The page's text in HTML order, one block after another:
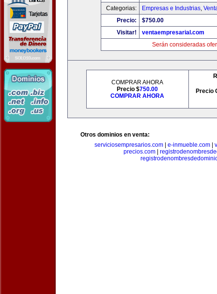
Categorias:
Empresas e Industrias,
Precio:
$750.00
Visitar!
ventaempresarial.com
Serán consideradas
COMPRAR AHORA
Precio $750.00
COMPRAR AHORA
Precio
Otros dominios en venta:
serviciosempresarios.com| e-inmueble.com|
precios.com